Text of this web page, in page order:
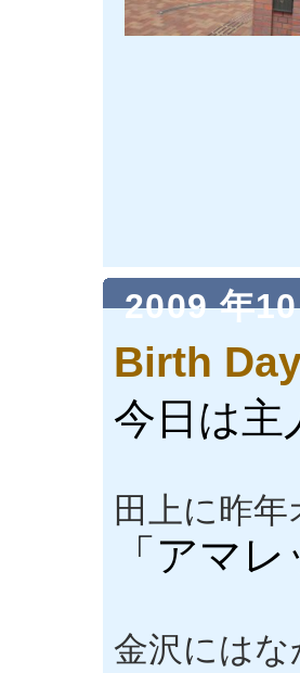
2009 年
Birth
今日は主
田上に昨
「アマレ
金沢には